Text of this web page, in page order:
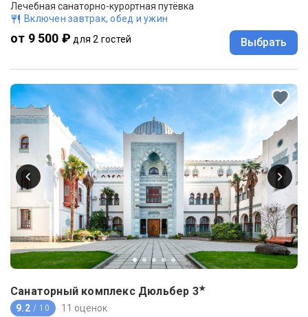
Лечебная санаторно-курортная путёвка
Включен завтрак, обед и ужин
от 9 500 ₽ для 2 гостей Выбрать
Санаторный комплекс Дюльбер 3★
9.2 / 10 11 оценок